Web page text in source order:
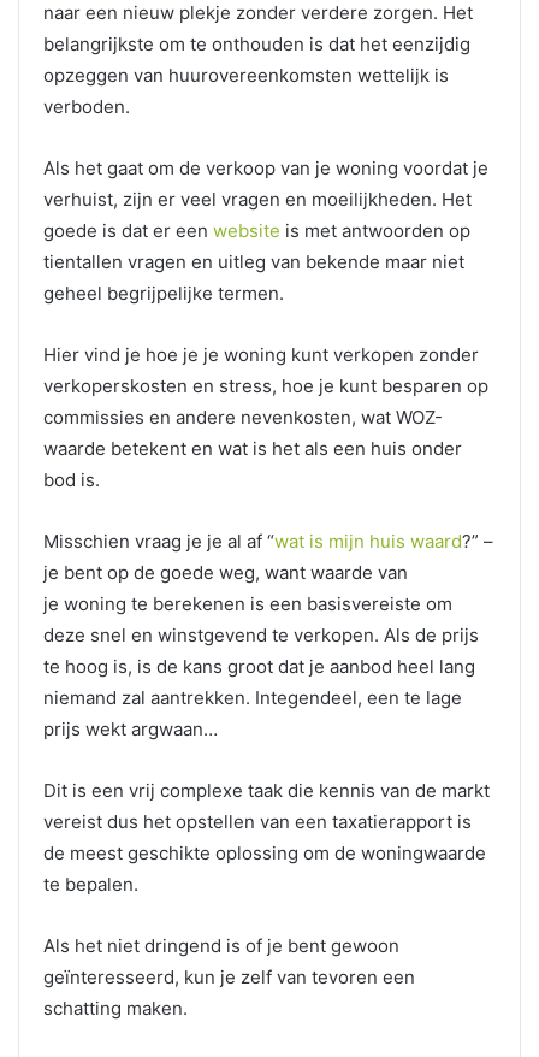
naar een nieuw plekje zonder verdere zorgen. Het
belangrijkste om te onthouden is dat het eenzijdig
opzeggen van huurovereenkomsten wettelijk is
verboden.
Als het gaat om de verkoop van je woning voordat je
verhuist, zijn er veel vragen en moeilijkheden. Het
goede is dat er een website is met antwoorden op
tientallen vragen en uitleg van bekende maar niet
geheel begrijpelijke termen.
Hier vind je hoe je je woning kunt verkopen zonder
verkoperskosten en stress, hoe je kunt besparen op
commissies en andere nevenkosten, wat WOZ-
waarde betekent en wat is het als een huis onder
bod is.
Misschien vraag je je al af “wat is mijn huis waard?” –
je bent op de goede weg, want waarde van
je woning te berekenen is een basisvereiste om
deze snel en winstgevend te verkopen. Als de prijs
te hoog is, is de kans groot dat je aanbod heel lang
niemand zal aantrekken. Integendeel, een te lage
prijs wekt argwaan…
Dit is een vrij complexe taak die kennis van de markt
vereist dus het opstellen van een taxatierapport is
de meest geschikte oplossing om de woningwaarde
te bepalen.
Als het niet dringend is of je bent gewoon
geïnteresseerd, kun je zelf van tevoren een
schatting maken.